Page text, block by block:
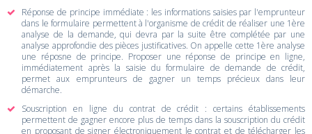
Réponse de principe immédiate : les informations saisies par l'emprunteur
dans le formulaire permettent à l'organisme de crédit de réaliser une 1ère
analyse de la demande, qui devra par la suite être complétée par une
analyse approfondie des pièces justificatives. On appelle cette 1ère analyse
une réposne de principe. Proposer une réponse de principe en ligne,
immédiatement après la saisie du formulaire de demande de crédit,
permet aux emprunteurs de gagner un temps précieux dans leur
démarche.
Souscription en ligne du contrat de crédit : certains établissements
permettent de gagner encore plus de temps dans la souscription du crédit
en proposant de signer électroniquement le contrat et de télécharger les